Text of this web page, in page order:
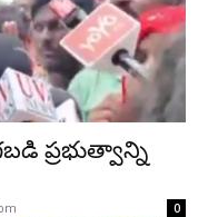
ప్రభుత్వాన్ని
0